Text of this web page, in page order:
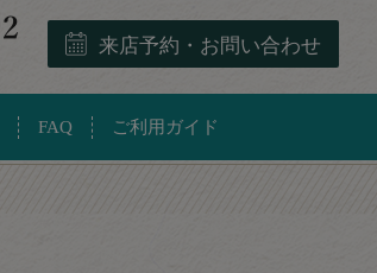
来店予約・お問い合わせ
FAQ ご利用ガイド